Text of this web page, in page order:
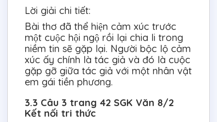
Lời giải chi tiết:
Bài thơ đã thể hiện cảm xúc trước
một cuộc hội ngộ rồi lại chia li trong
niềm tin sẽ gặp lại. Người bộc lộ cảm
xúc ấy chính là tác giả và đó là cuộc
gặp gỡ giữa tác giả với một nhân vật
em gái tiền phương.
3.3 Câu 3 trang 42 SGK Văn 8/2
Kết nối tri thức